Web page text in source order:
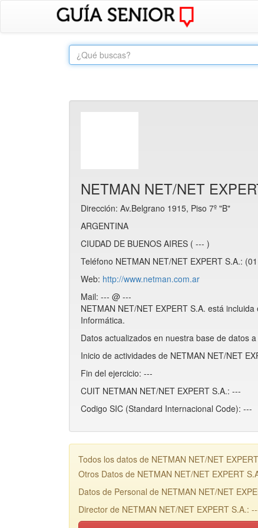
NETMAN NET/NET
Dirección: Av.Belgrano 1915, Piso 7º "B"
ARGENTINA
CIUDAD DE BUENOS AIRES ( --- )
Teléfono NETMAN NET/NET EXPERT S.A.:
Web: http://www.netman.com.ar
Mail: --- @ ---
NETMAN NET/NET EXPERT S.A. está incluida
Informática.
Datos actualizados en nuestra base de datos
Inicio de actividades de NETMAN NET/NET
Fin del ejercicio: ---
CUIT NETMAN NET/NET EXPERT S.A.: ---
Codigo SIC (Standard Internacional Code): ---
Todos los datos de NETMAN NET/NET
Otros Datos de NETMAN NET/NET EXPERT
Datos de Personal de NETMAN NET/NET
Director de NETMAN NET/NET EXPERT S.A.: